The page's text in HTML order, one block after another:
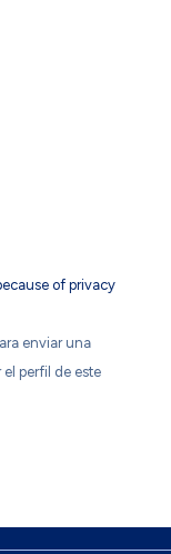
of privacy
enviar una
perfil de este